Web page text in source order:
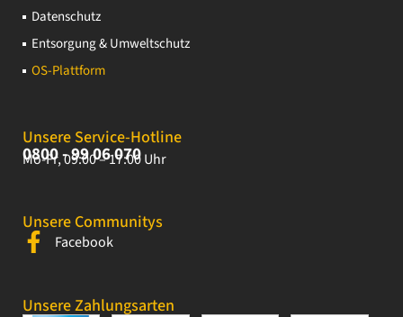
Datenschutz
Entsorgung & Umweltschutz
OS-Plattform
Unsere Service-Hotline
0800 - 99 06 070
Mo-Fr, 09:00 – 17:00 Uhr
Unsere Communitys
Facebook
Unsere Zahlungsarten